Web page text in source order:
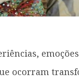
ocorram